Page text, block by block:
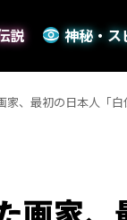
説 神秘・ス
家、最初の日本人「